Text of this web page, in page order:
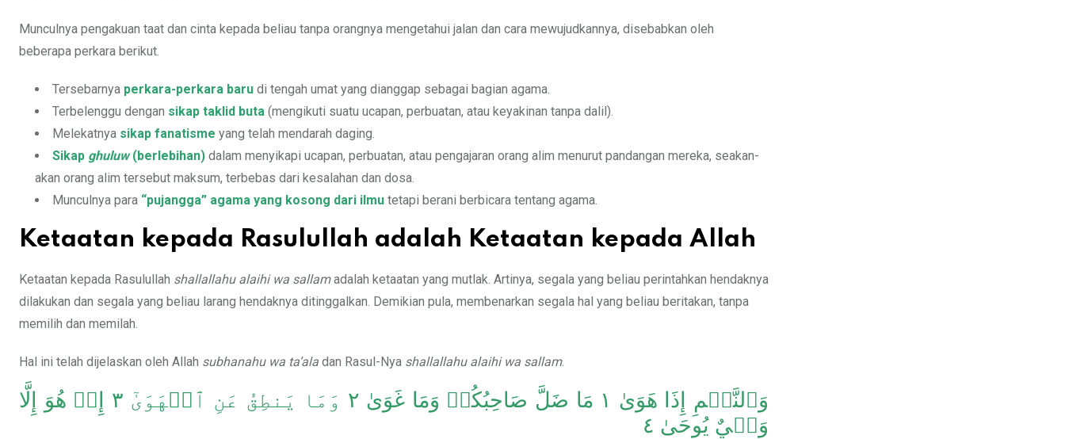
Munculnya pengakuan taat dan cinta kepada beliau tanpa orangnya mengetahui jalan dan cara mewujudkannya, disebabkan oleh
beberapa perkara berikut.
Tersebarnya perkara-perkara baru di tengah umat yang dianggap sebagai bagian agama.
Terbelenggu dengan sikap taklid buta (mengikuti suatu ucapan, perbuatan, atau keyakinan tanpa dalil).
Melekatnya sikap fanatisme yang telah mendarah daging.
Sikap ghuluw(berlebihan) dalam menyikapi ucapan, perbuatan, atau pengajaran orang alim menurut pandangan mereka, seakan-
akan orang alim tersebut maksum, terbebas dari kesalahan dan dosa.
Munculnya para “pujangga” agama yang kosong dari ilmu tetapi berani berbicara tentang agama.
Ketaatan kepada Rasulullah adalah Ketaatan kepada Allah
Ketaatan kepada Rasulullah shallallahu alaihi wa sallamadalah ketaatan yang mutlak. Artinya, segala yang beliau perintahkan hendaknya
dilakukan dan segala yang beliau larang hendaknya ditinggalkan. Demikian pula, membenarkan segala hal yang beliau beritakan, tanpa
memilih dan memilah.
Hal ini telah dijelaskan oleh Allah subhanahu wa ta’ala dan Rasul-Nya shallallahu alaihi wa sallam.
وَٱلنَّجۡمِ إِذَا هَوَىٰ ١ مَا ضَلَّ صَاحِبُكُمۡ وَمَا غَوَىٰ ٢ وَمَا يَنطِقُ عَنِ ٱلۡهَوَىٰٓ ٣ إِنۡ هُوَ إِلَّا
وَحۡيٌ يُوحَىٰ ٤